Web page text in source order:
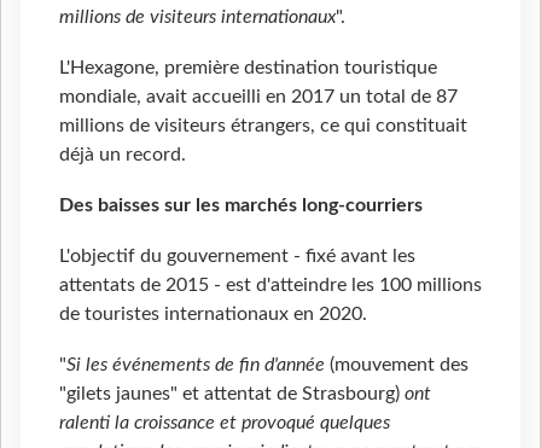
millions de visiteurs internationaux".
L'Hexagone, première destination touristique
mondiale, avait accueilli en 2017 un total de 87
millions de visiteurs étrangers, ce qui constituait
déjà un record.
Des baisses sur les marchés long-courriers
L'objectif du gouvernement - fixé avant les
attentats de 2015 - est d'atteindre les 100 millions
de touristes internationaux en 2020.
"Si les événements de fin d'année (mouvement des
"gilets jaunes" et attentat de Strasbourg) ont
ralenti la croissance et provoqué quelques